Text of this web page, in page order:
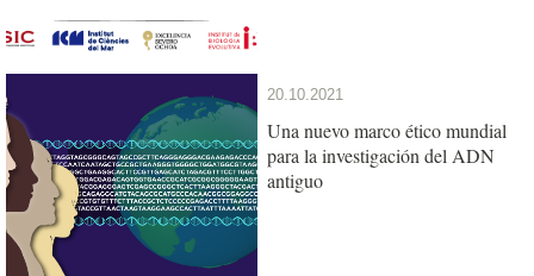
20.10.2021
Una nuevo marco ético mundial
para la investigación del ADN
antiguo